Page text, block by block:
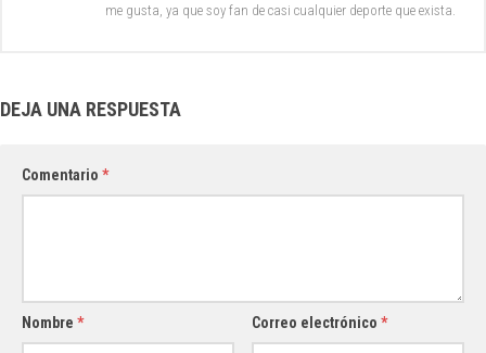
me gusta, ya que soy fan de casi cualquier deporte que exista.
DEJA UNA RESPUESTA
Comentario *
Nombre * Correo electrónico*